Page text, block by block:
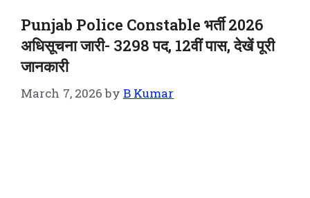
Punjab Police Constable भर्ती 2026
अधिसूचना जारी- 3298 पद, 12वीं पास, देखें पूरी
जानकारी
March 7, 2026 by B Kumar